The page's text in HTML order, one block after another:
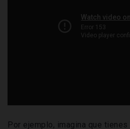
Por ejemplo, imagina que tienes